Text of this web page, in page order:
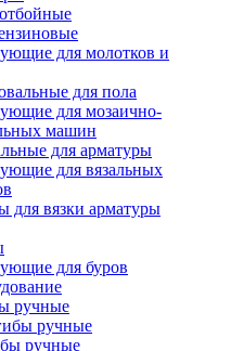
для молотков и
для пола
для мозаично-
машин
для арматуры
для вязальных
для вязки арматуры
для буров
ручные
ручные
ручные